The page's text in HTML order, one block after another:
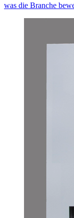
was die Branche